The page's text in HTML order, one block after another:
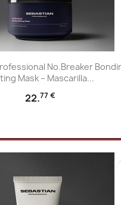
No.Breaker
Mask – Mascarilla...
22.77 €